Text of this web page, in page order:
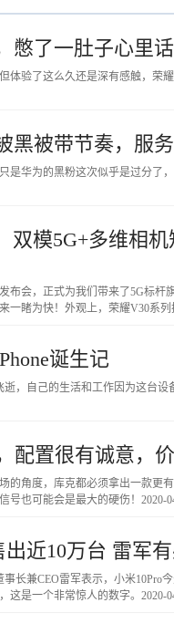
憋了一肚子心里
体验了这么久还是深有感触，荣
黑被带节奏，服
是华为的黑粉这次似乎是过分了
双模5G+多维相
布会，正式为我们带来了5G标
一睹为快！外观上，荣耀V30系列
诞生记
逝，自己的生活和工作因为这台设
配置很有诚意，
的角度，库克都必须拿出一款更
号也可能会是最大的硬伤！ 2020-
出近10万台 雷军
长兼CEO雷军表示，小米10Pro
这是一个非常惊人的数字。 2020-